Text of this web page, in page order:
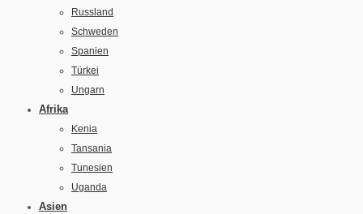
Russland
Schweden
Spanien
Türkei
Ungarn
Afrika
Kenia
Tansania
Tunesien
Uganda
Asien